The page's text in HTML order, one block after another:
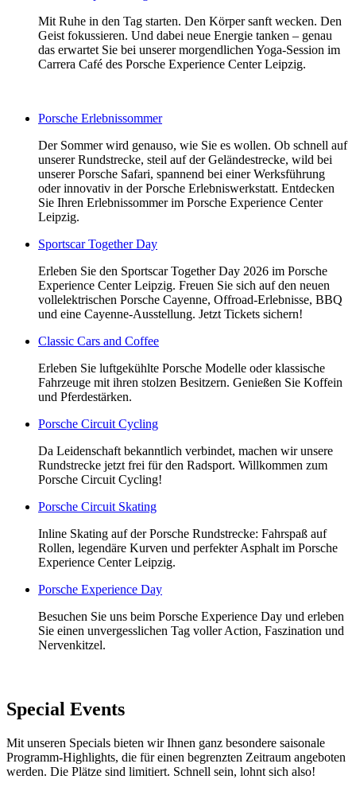
Mit Ruhe in den Tag starten. Den Körper sanft wecken. Den
Geist fokussieren. Und dabei neue Energie tanken – genau
das erwartet Sie bei unserer morgendlichen Yoga-Session im
Carrera Café des Porsche Experience Center Leipzig.
Porsche Erlebnissommer
Der Sommer wird genauso, wie Sie es wollen. Ob schnell auf
unserer Rundstrecke, steil auf der Geländestrecke, wild bei
unserer Porsche Safari, spannend bei einer Werksführung
oder innovativ in der Porsche Erlebniswerkstatt. Entdecken
Sie Ihren Erlebnissommer im Porsche Experience Center
Leipzig.
Sportscar Together Day
Erleben Sie den Sportscar Together Day 2026 im Porsche
Experience Center Leipzig. Freuen Sie sich auf den neuen
vollelektrischen Porsche Cayenne, Offroad-Erlebnisse, BBQ
und eine Cayenne-Ausstellung. Jetzt Tickets sichern!
Classic Cars and Coffee
Erleben Sie luftgekühlte Porsche Modelle oder klassische
Fahrzeuge mit ihren stolzen Besitzern. Genießen Sie Koffein
und Pferdestärken.
Porsche Circuit Cycling
Da Leidenschaft bekanntlich verbindet, machen wir unsere
Rundstrecke jetzt frei für den Radsport. Willkommen zum
Porsche Circuit Cycling!
Porsche Circuit Skating
Inline Skating auf der Porsche Rundstrecke: Fahrspaß auf
Rollen, legendäre Kurven und perfekter Asphalt im Porsche
Experience Center Leipzig.
Porsche Experience Day
Besuchen Sie uns beim Porsche Experience Day und erleben
Sie einen unvergesslichen Tag voller Action, Faszination und
Nervenkitzel.
Special Events
Mit unseren Specials bieten wir Ihnen ganz besondere saisonale
Programm-Highlights, die für einen begrenzten Zeitraum angeboten
werden. Die Plätze sind limitiert. Schnell sein, lohnt sich also!